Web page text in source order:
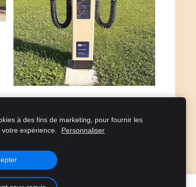
à des fins de marketing, pour fournir les
expérience.
Personnaliser